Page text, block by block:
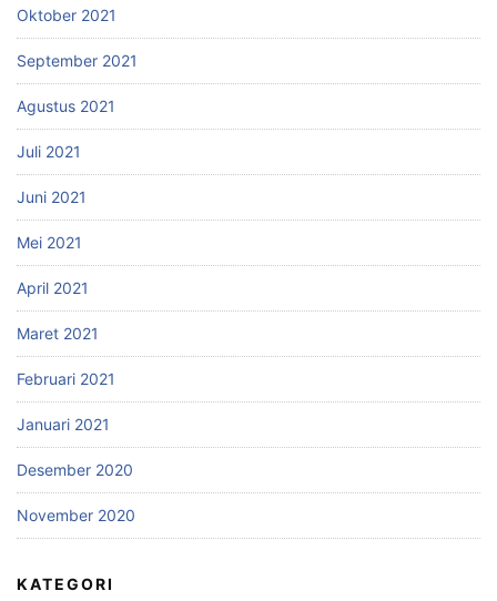
Oktober 2021
September 2021
Agustus 2021
Juli 2021
Juni 2021
Mei 2021
April 2021
Maret 2021
Februari 2021
Januari 2021
Desember 2020
November 2020
KATEGORI